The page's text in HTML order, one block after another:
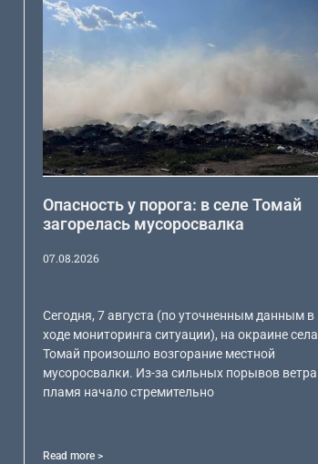
Опасность у порога: в селе Томай
загорелась мусоросвалка
07.08.2026
Сегодня, 7 августа (по уточненным данным в
ходе мониторинга ситуации), на окраине села
Томай произошло возгорание местной
мусоросвалки. Из-за сильных порывов ветра
пламя начало стремительно
Read more >